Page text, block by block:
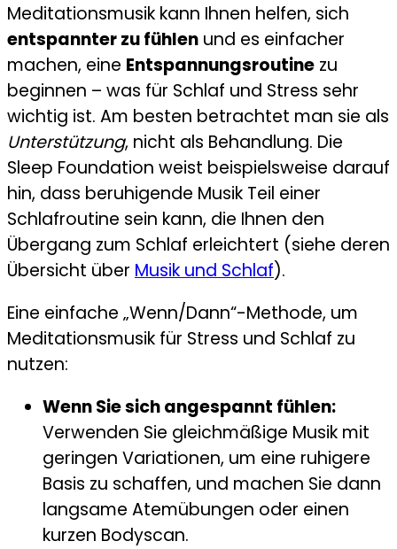
Meditationsmusik kann Ihnen helfen, sich
entspannter zu fühlen und es einfacher
machen, eine Entspannungsroutine zu
beginnen – was für Schlaf und Stress sehr
wichtig ist. Am besten betrachtet man sie als
Unterstützung, nicht als Behandlung. Die
Sleep Foundation weist beispielsweise darauf
hin, dass beruhigende Musik Teil einer
Schlafroutine sein kann, die Ihnen den
Übergang zum Schlaf erleichtert (siehe deren
Übersicht über Musik und Schlaf).
Eine einfache „Wenn/Dann“-Methode, um
Meditationsmusik für Stress und Schlaf zu
nutzen:
Wenn Sie sich angespannt fühlen:
Verwenden Sie gleichmäßige Musik mit
geringen Variationen, um eine ruhigere
Basis zu schaffen, und machen Sie dann
langsame Atemübungen oder einen
kurzen Bodyscan.